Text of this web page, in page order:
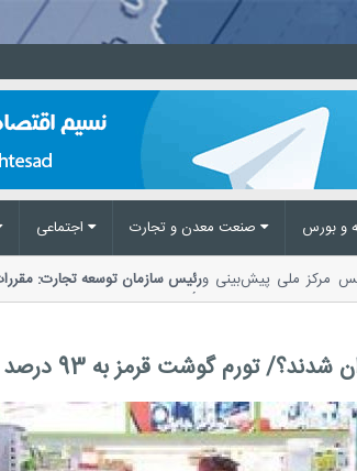
و بورس
رئیس سازمان توسعه تجارت:
تأکید بر ضرورت اصلاح
رئیس مرکز ملی پیش‌بینی و
قرمز به 93 درصد رسید + اینفوگرافیک